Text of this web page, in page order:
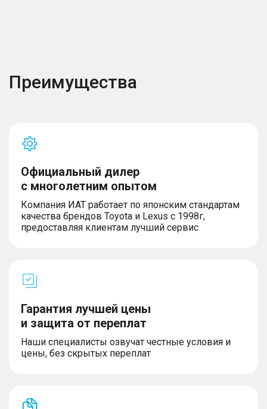
Преимущества
Официальный дилер
с многолетним опытом
Компания ИАТ работает по японским стандартам
качества брендов Toyota и Lexus с 1998г,
предоставляя клиентам лучший сервис
Гарантия лучшей цены
и защита от переплат
Наши специалисты озвучат честные условия и
цены, без скрытых переплат